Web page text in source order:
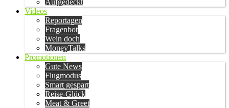
Aufgedeckt
Videos
Reportagen
Fragenbot
Wein doch
MoneyTalks
Promotionen
Gute News
Flugmodus
Smart gespart
Reise-Glück
Meat & Greet